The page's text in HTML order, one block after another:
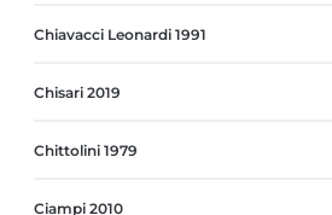
Chiavacci Leonardi 1991
Chisari 2019
Chittolini 1979
Ciampi 2010